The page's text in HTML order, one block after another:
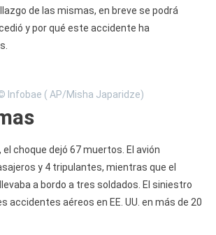
de las mismas, en breve se podrá
y por qué este accidente ha
Infobae ( AP/Misha Japaridze)
choque dejó 67 muertos. El avión
y 4 tripulantes, mientras que el
a bordo a tres soldados. El siniestro
accidentes aéreos en EE. UU. en más de 20